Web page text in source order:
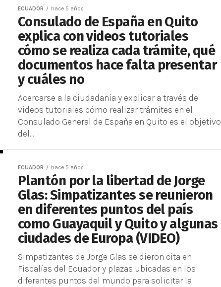
ECUADOR hace 5 años
Consulado de España en Quito
explica con videos tutoriales
cómo se realiza cada trámite, qué
documentos hace falta presentar
y cuáles no
Acercarse a la ciudadanía y explicar a través de
videos tutoriales cómo realizar trámites en el
Consulado General de España en Quito es el objetivo
del...
ECUADOR hace 5 años
Plantón por la libertad de Jorge
Glas: Simpatizantes se reunieron
en diferentes puntos del país
como Guayaquil y Quito y algunas
ciudades de Europa (VIDEO)
Simpatizantes de Jorge Glas se dieron cita en
Fiscalías del Ecuador y plazas ubicadas en los
diferentes puntos del mundo para solicitar la